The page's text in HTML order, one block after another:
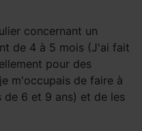
concernant un
de 4 à 5 mois (J'ai fait
pour des
m'occupais de faire à
de 6 et 9 ans) et de les